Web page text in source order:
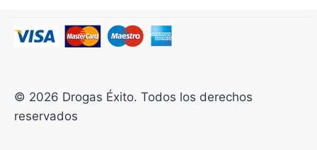
© 2026 Drogas Éxito. Todos los derechos
reservados